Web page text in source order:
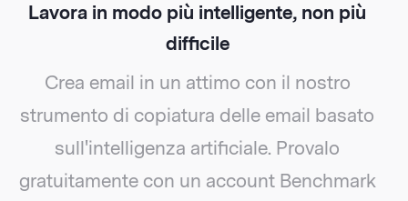
Lavora in modo più intelligente, non più
difficile
Crea email in un attimo con il nostro
strumento di copiatura delle email basato
sull'intelligenza artificiale. Provalo
gratuitamente con un account Benchmark